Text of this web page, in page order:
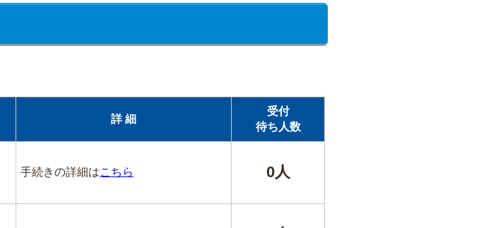
詳 細
受付
待ち人数
手続きの詳細はこちら 0人